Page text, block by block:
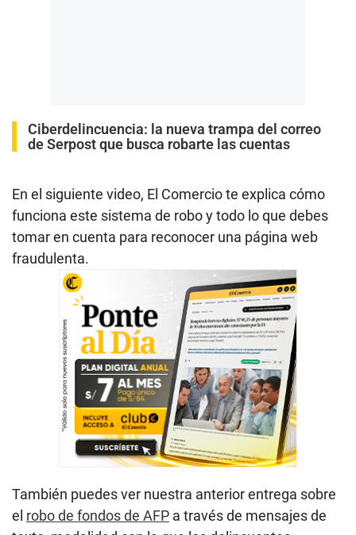
Ciberdelincuencia: la nueva trampa del correo
de Serpost que busca robarte las cuentas
En el siguiente video, El Comercio te explica cómo
funciona este sistema de robo y todo lo que debes
tomar en cuenta para reconocer una página web
fraudulenta.
También puedes ver nuestra anterior entrega sobre
el robo de fondos de AFP a través de mensajes de